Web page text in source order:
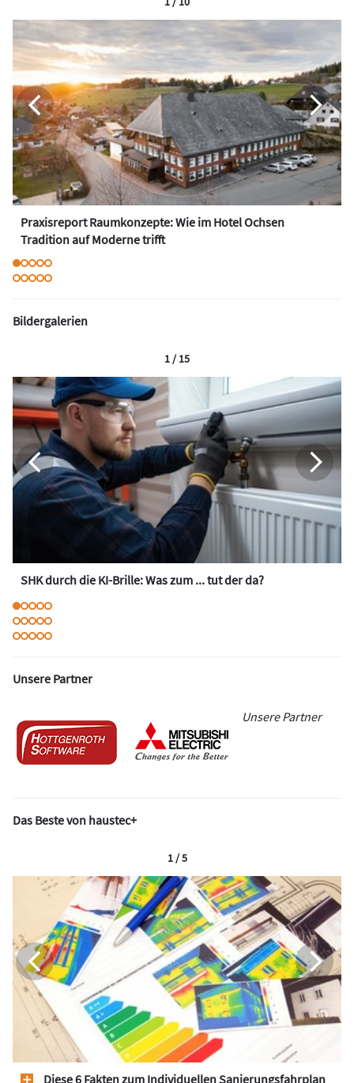
Praxisreport Raumkonzepte: Wie im Hotel Ochsen
Tradition auf Moderne trifft
Bildergalerien
SHK durch die KI-Brille: Was zum ... tut der da?
1 / 15
Unsere Partner
Unsere Partner
Das Beste von haustec+
Diese 6 Fakten zum Individuellen Sanierungsfahrplan
1 / 5